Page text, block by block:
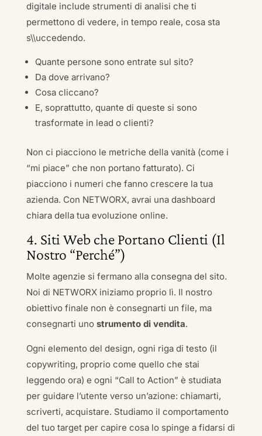
digitale include strumenti di analisi che ti
permettono di vedere, in tempo reale, cosa sta
s\\uccedendo.
Quante persone sono entrate sul sito?
Da dove arrivano?
Cosa cliccano?
E, soprattutto, quante di queste si sono
trasformate in lead o clienti?
Non ci piacciono le metriche della vanità (come i
“mi piace” che non portano fatturato). Ci
piacciono i numeri che fanno crescere la tua
azienda. Con NETWORX, avrai una dashboard
chiara della tua evoluzione online.
4. Siti Web che Portano Clienti (Il
Nostro “Perché”)
Molte agenzie si fermano alla consegna del sito.
Noi di NETWORX iniziamo proprio lì. Il nostro
obiettivo finale non è consegnarti un file, ma
consegnarti uno strumento di vendita.
Ogni elemento del design, ogni riga di testo (il
copywriting, proprio come quello che stai
leggendo ora) e ogni “Call to Action” è studiata
per guidare l’utente verso un’azione: chiamarti,
scriverti, acquistare. Studiamo il comportamento
del tuo target per capire cosa lo spinge a fidarsi di